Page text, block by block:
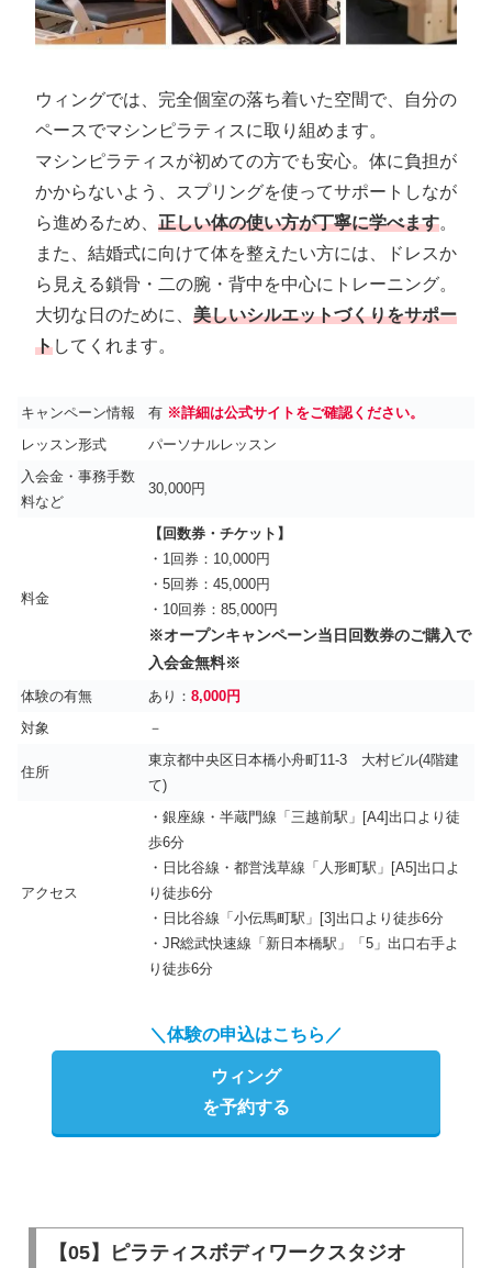
ウィングでは、完全個室の落ち着いた空間で、自分の
ペースでマシンピラティスに取り組めます。
マシンピラティスが初めての方でも安心。体に負担が
かからないよう、スプリングを使ってサポートしなが
ら進めるため、 正しい体の使い方が丁寧に学べます。
また、結婚式に向けて体を整えたい方には、ドレスか
ら見える鎖骨・二の腕・背中を中心にトレーニング。
大切な日のために、 美しいシルエットづくりをサポー
トしてくれます。
キャンペーン情報 有 ※詳細は公式サイトをご確認ください。
レッスン形式
パーソナルレッスン
入会金・事務手数
料など
30,000円
料金
【回数券・チケット】
・1回券：10,000円
・5回券：45,000円
・10回券：85,000円
※オープンキャンペーン当日回数券のご購入で
入会金無料※
体験の有無 あり： 8,000円
対象
－
住所
東京都中央区日本橋小舟町11-3 大村ビル(4階建
て)
アクセス
・銀座線・半蔵門線「三越前駅」[A4]出口より徒
歩6分
・日比谷線・都営浅草線「人形町駅」[A5]出口よ
り徒歩6分
・日比谷線「小伝馬町駅」[3]出口より徒歩6分
・JR総武快速線「新日本橋駅」「5」出口右手よ
り徒歩6分
＼体験の申込はこちら／
ウィング
を予約する
【05】​ピラティスボディワークスタジオ